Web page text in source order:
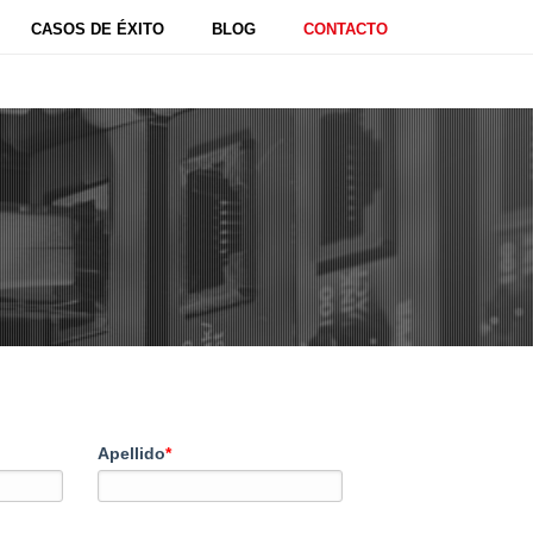
CASOS DE ÉXITO BLOG CONTACTO
Apellido*